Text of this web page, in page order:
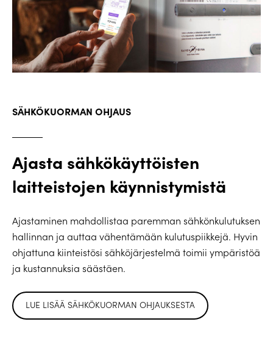
SÄHKÖKUORMAN OHJAUS
Ajasta sähkökäyttöisten
laitteistojen käynnistymistä
Ajastaminen mahdollistaa paremman sähkönkulutuksen
hallinnan ja auttaa vähentämään kulutuspiikkejä. Hyvin
ohjattuna kiinteistösi sähköjärjestelmä toimii ympäristöä
ja kustannuksia säästäen.
LUE LISÄÄ SÄHKÖKUORMAN OHJAUKSESTA